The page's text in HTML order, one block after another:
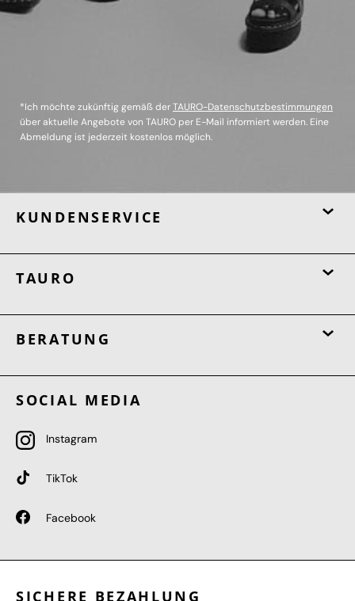
*Ich möchte zukünftig gemäß derTAURO-Datenschutzbestimmungen
über aktuelle Angebote von TAURO per E-Mail informiert werden. Eine
Abmeldung ist jederzeit kostenlos möglich.
KUNDENSERVICE
TAURO
BERATUNG
SOCIAL MEDIA
Instagram
TikTok
Facebook
SICHERE BEZAHLUNG